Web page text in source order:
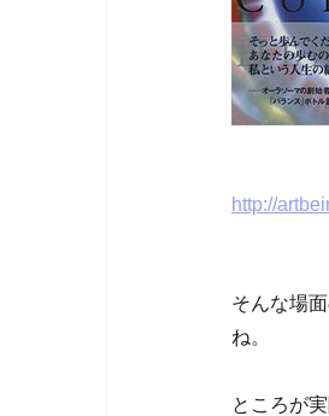
http://
そんな場
ね。
ところが